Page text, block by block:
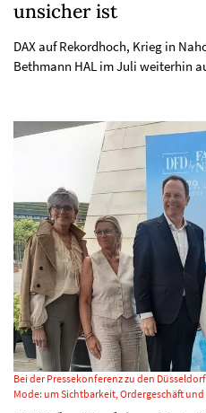
unsicher ist
DAX auf Rekordhoch, Krieg in
Bethmann HAL im Juli weiterhin
Bei der Pressekonferenz zu den
Mode: um Sichtbarkeit, Ordergeschäft